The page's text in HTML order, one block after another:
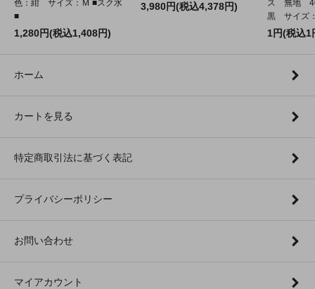
色：紺 サイズ：Ｍ ■スク水
■
1,280円(税込1,408円)
3,980円(税込4,378円)
ス 無地
黒 サイズ
1円(税込1
ホーム
カートを見る
特定商取引法に基づく表記
プライバシーポリシー
お問い合わせ
マイアカウント